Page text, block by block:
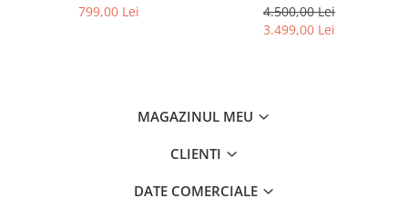
799,00 Lei
4.500,00 Lei
3.499,00 Lei
MAGAZINUL MEU
CLIENTI
DATE COMERCIALE